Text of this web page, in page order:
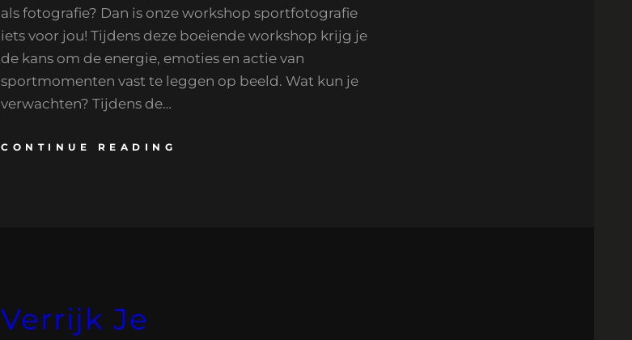
als fotografie? Dan is onze workshop sportfotografie
iets voor jou! Tijdens deze boeiende workshop krijg je
de kans om de energie, emoties en actie van
sportmomenten vast te leggen op beeld. Wat kun je
verwachten? Tijdens de…
CONTINUE READING
Verrijk Je